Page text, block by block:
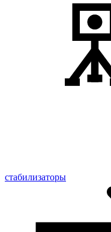
стабилизаторы